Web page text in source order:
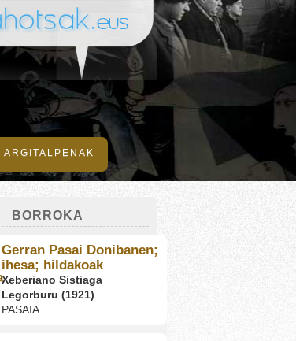
ARGITALPENAK
BORROKA
Gerran Pasai Donibanen;
ihesa; hildakoak
Xeberiano Sistiaga
Legorburu (1921)
PASAIA